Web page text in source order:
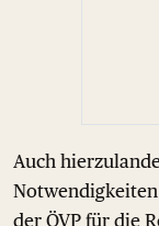
Auch
der ÖVP für die